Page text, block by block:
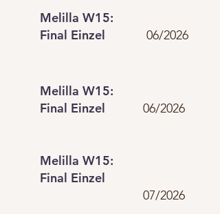
Melilla W15:
Final Einzel
06/2026
Melilla W15:
Final Einzel
06/2026
Melilla W15:
Final Einzel
07/2026